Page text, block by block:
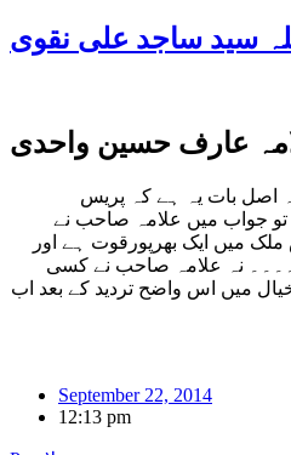
عارف حسین واحدی
اصل بات یہ ہے کہ پریس
تو جواب میں علامہ صاحب نے
میں ایک بھرپورقوت ہے اور
نہ علامہ صاحب نے کسی
میں اس واضح تردید کے بعد اب
September 22, 2014
12:13 pm